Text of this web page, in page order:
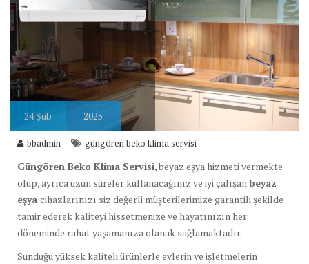
24Şub 2025
bbadmin güngören beko klima servisi
Güngören Beko Klima Servisi, beyaz eşya hizmeti vermekte
olup, ayrıca uzun süreler kullanacağınız ve iyi çalışan beyaz
eşya cihazlarınızı siz değerli müşterilerimize garantili şekilde
tamir ederek kaliteyi hissetmenize ve hayatınızın her
döneminde rahat yaşamanıza olanak sağlamaktadır.
Sunduğu yüksek kaliteli ürünlerle evlerin ve işletmelerin